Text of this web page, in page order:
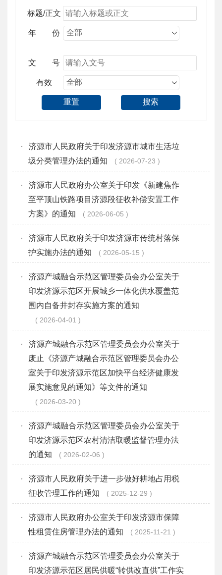
标题/正文
年 份
文 号
有效
重置 搜索
·
济源市人民政府关于印发济源市城市生活垃
圾分类管理办法的通知
2026-07-23
·
济源市人民政府办公室关于印发《新建焦作
至平顶山铁路项目济源段征收补偿安置工作
方案》的通知
2026-06-05
·
济源市人民政府关于印发济源市传统村落保
护实施办法的通知
2026-05-15
·
济源产城融合示范区管理委员会办公室关于
印发济源示范区开展城乡一体化供水覆盖范
围内自备井封存实施方案的通知
2026-04-01
·
济源产城融合示范区管理委员会办公室关于
废止《济源产城融合示范区管理委员会办公
室关于印发济源示范区加快平台经济健康发
展实施意见的通知》等文件的通知
2026-03-20
·
济源产城融合示范区管理委员会办公室关于
印发济源示范区农村清洁取暖监督管理办法
的通知
2026-02-06
·
济源市人民政府关于进一步做好耕地占用税
征收管理工作的通知
2025-12-29
·
济源市人民政府办公室关于印发济源市保障
性租赁住房管理办法的通知
2025-11-21
·
济源产城融合示范区管理委员会办公室关于
印发济源示范区居民供暖“转供改直供”工作实